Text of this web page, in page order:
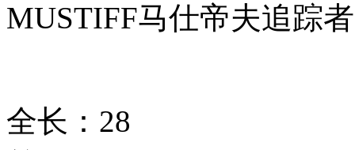
MUSTIFF马仕帝夫追踪者
全长：28